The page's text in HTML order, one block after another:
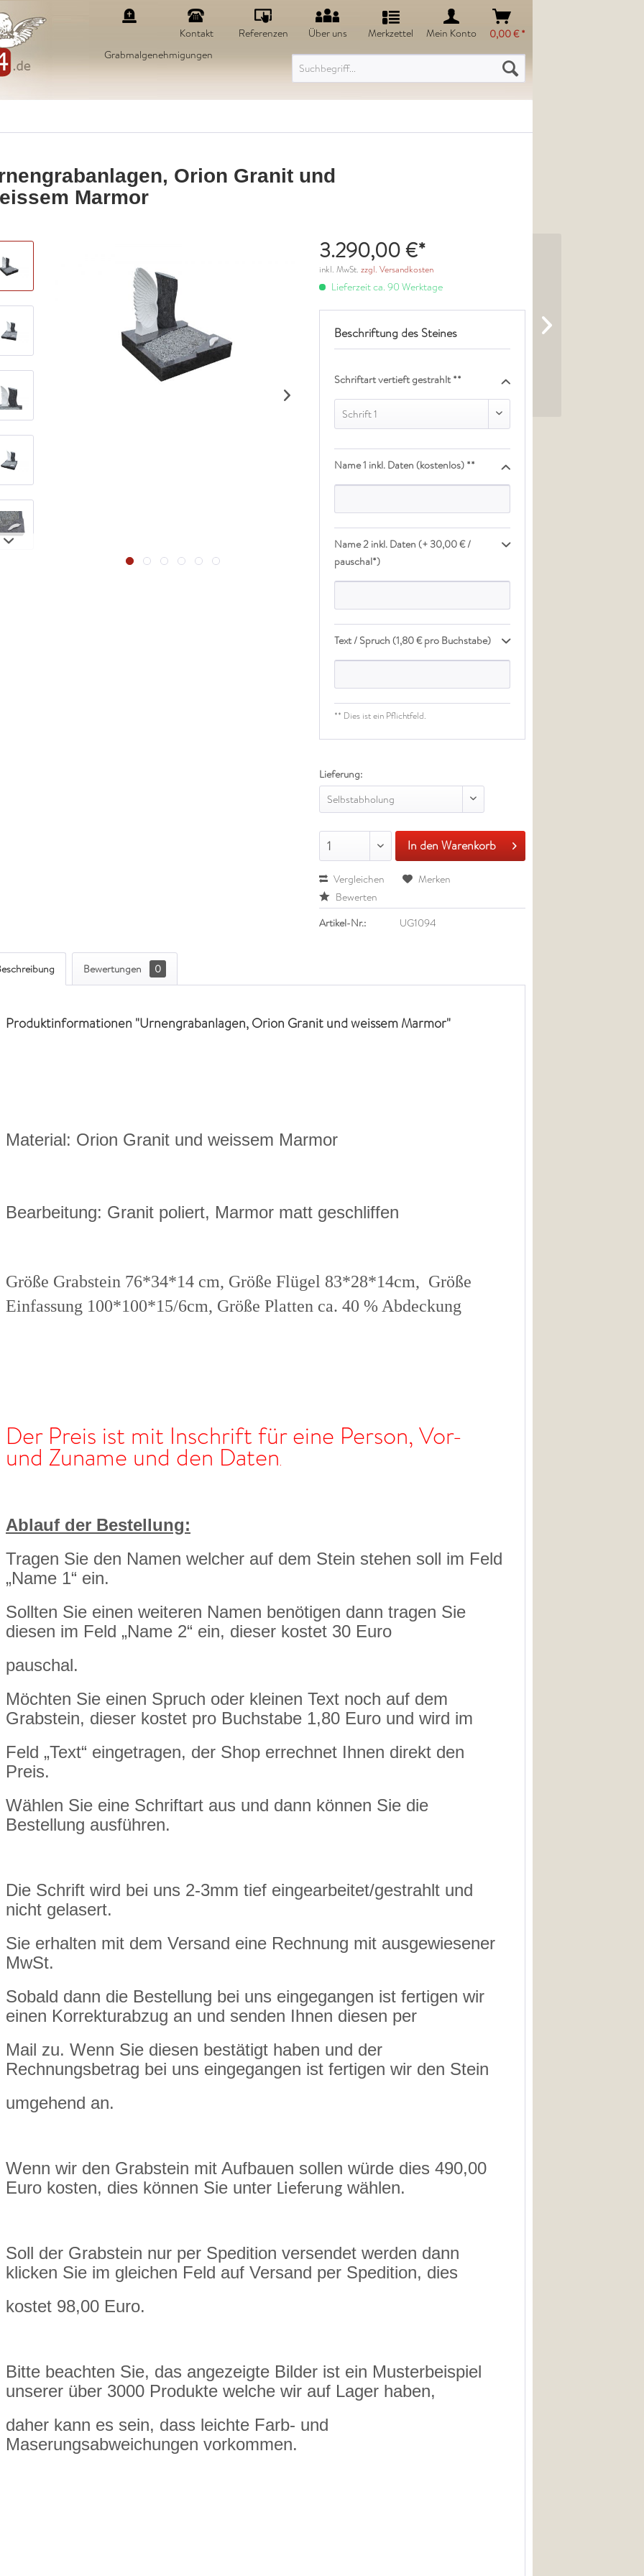
Merkzettel Mein Konto
0,00 € *
Grabmalgenehmigungen
Kontakt Referenzen Über uns
Orion Granit und
Marmor
3.290,00 €*
inkl. MwSt.zzgl. Versandkosten
Lieferzeit ca. 90 Werktage
Beschriftung des Steines
Schriftart vertieft gestrahlt **
Schrift 1
Name 1 inkl. Daten (kostenlos) **
Name 2 inkl. Daten (+ 30,00 € /
pauschal*)
Text / Spruch (1,80 € pro Buchstabe)
** Dies ist ein Pflichtfeld.
Lieferung:
Selbstabholung
1 In den Warenkorb
Vergleichen
Merken
Bewerten
Artikel-Nr.:
UG1094
Bewertungen 0
Produktinformationen "Urnengrabanlagen, Orion Granit und weissem Marmor"
Material: Orion Granit und weissem Marmor
Bearbeitung: Granit poliert, Marmor matt geschliffen
Größe Grabstein 76*34*14 cm, Größe Flügel 83*28*14cm, Größe
Einfassung 100*100*15/6cm, Größe Platten ca. 40 % Abdeckung
Der Preis ist mit Inschrift für eine Person, Vor-
und Zuname und den Daten.
Ablauf der Bestellung:
Tragen Sie den Namen welcher auf dem Stein stehen soll im Feld
„Name 1“ ein.
Sollten Sie einen weiteren Namen benötigen dann tragen Sie
diesen im Feld „Name 2“ ein, dieser kostet 30 Euro
pauschal.
Möchten Sie einen Spruch oder kleinen Text noch auf dem
Grabstein, dieser kostet pro Buchstabe 1,80 Euro und wird im
Feld „Text“ eingetragen, der Shop errechnet Ihnen direkt den
Preis.
Wählen Sie eine Schriftart aus und dann können Sie die
Bestellung ausführen.
Die Schrift wird bei uns 2-3mm tief eingearbeitet/gestrahlt und
nicht gelasert.
Sie erhalten mit dem Versand eine Rechnung mit ausgewiesener
MwSt.
Sobald dann die Bestellung bei uns eingegangen ist fertigen wir
einen Korrekturabzug an und senden Ihnen diesen per
Mail zu. Wenn Sie diesen bestätigt haben und der
Rechnungsbetrag bei uns eingegangen ist fertigen wir den Stein
umgehend an.
Wenn wir den Grabstein mit Aufbauen sollen würde dies 490,00
Euro kosten, dies können Sie unter Lieferung wählen.
Soll der Grabstein nur per Spedition versendet werden dann
klicken Sie im gleichen Feld auf Versand per Spedition, dies
kostet 98,00 Euro.
Bitte beachten Sie, das angezeigte Bilder ist ein Musterbeispiel
unserer über 3000 Produkte welche wir auf Lager haben,
daher kann es sein, dass leichte Farb- und
Maserungsabweichungen vorkommen.